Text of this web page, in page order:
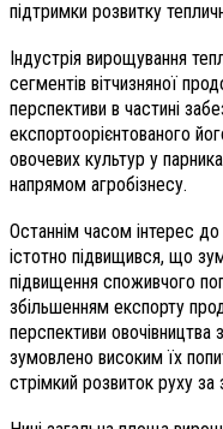
підтримки розвитку
Індустрія вирощування
сегментів вітчизняної
перспективи в частині
експортоорієнтованого
овочевих культур у
напрямом агробізнесу.
Останнім часом інтерес до
істотно підвищився, що
підвищення споживчого
збільшенням експорту
перспективи овочівництва
зумовлено високим їх
стрімкий розвиток руху